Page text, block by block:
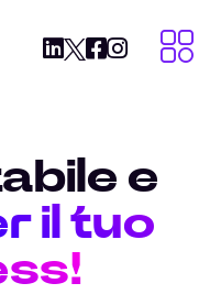
e
il tuo